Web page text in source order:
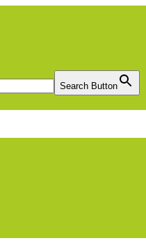
Search Button